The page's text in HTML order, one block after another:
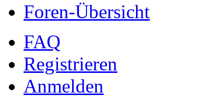
Foren-Übersicht
FAQ
Registrieren
Anmelden